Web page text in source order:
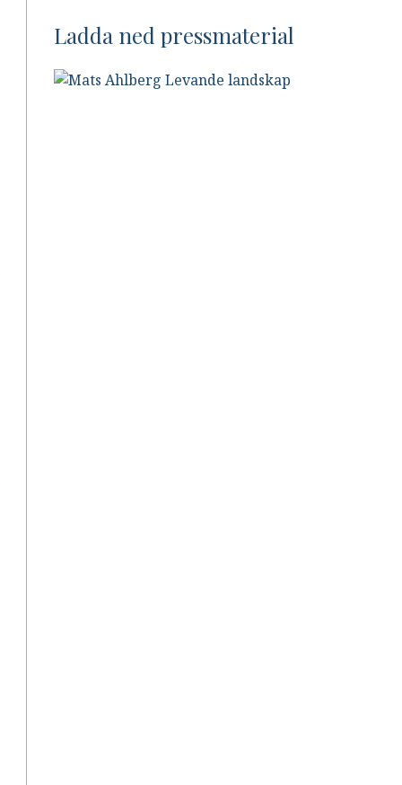
Ladda ned pressmaterial